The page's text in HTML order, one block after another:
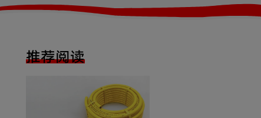
推荐阅读